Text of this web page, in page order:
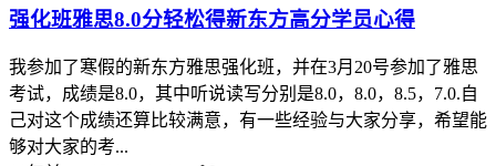
强化班雅思8.0分轻松得新东方高分学员心得
我参加了寒假的新东方雅思强化班，并在3月20号参加了雅思
考试，成绩是8.0，其中听说读写分别是8.0，8.0，8.5，7.0.自
己对这个成绩还算比较满意，有一些经验与大家分享，希望能
够对大家的考...